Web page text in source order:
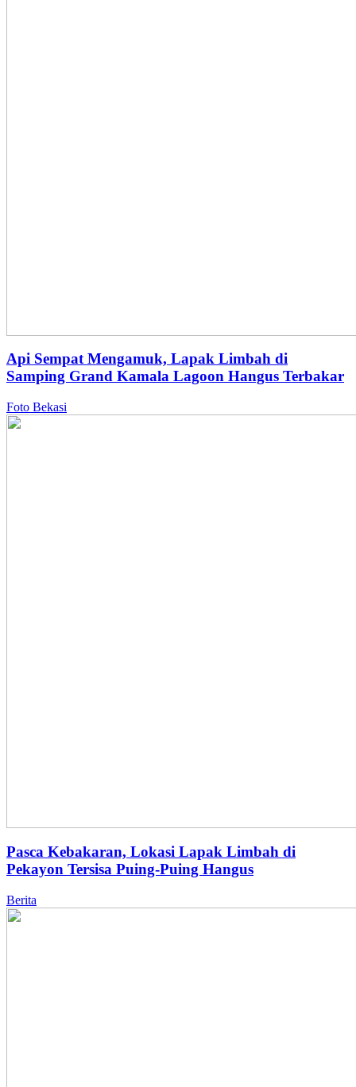
Api Sempat Mengamuk, Lapak Limbah di
Samping Grand Kamala Lagoon Hangus Terbakar
Foto Bekasi
Pasca Kebakaran, Lokasi Lapak Limbah di
Pekayon Tersisa Puing-Puing Hangus
Berita